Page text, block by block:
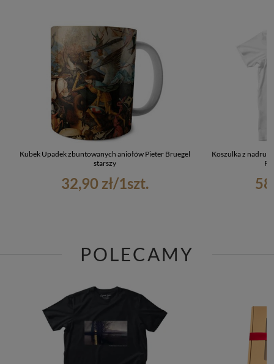
Kubek Upadek zbuntowanych aniołów Pieter Bruegel
starszy
32,90 zł/1szt.
Koszulka z
POLECAMY